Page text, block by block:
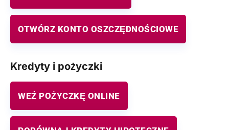
OTWÓRZ KONTO OSZCZĘDNOŚCIOWE
Kredyty i pożyczki
WEŹ POŻYCZKĘ ONLINE